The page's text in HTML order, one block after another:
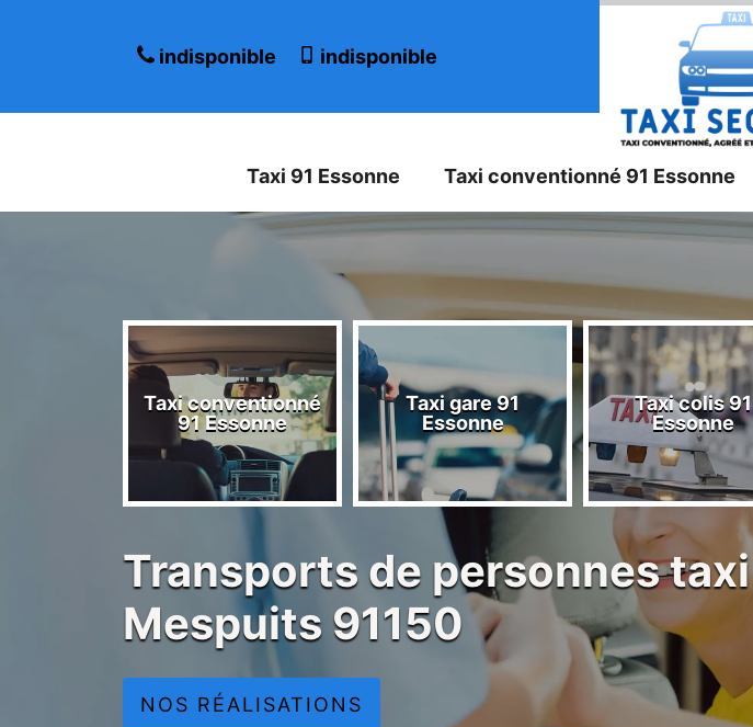
indisponible indisponible
Taxi 91 Essonne Taxi conventionné 91 Essonne
Taxi conventionné
91 Essonne
Taxi gare 91
Essonne
Taxi colis 91
Essonne
Transports de personnes taxi
Mespuits 91150
NOS RÉALISATIONS